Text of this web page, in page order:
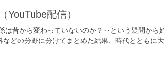
YouTube配信）
は昔から変わっていないのか？‥という疑問から
などの分野に分けてまとめた結果、時代とともに